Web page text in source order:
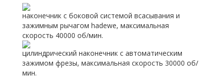
наконечник с боковой системой всасывания и
зажимным рычагом hadewe, максимальная
скорость 40000 об/мин.
цилиндрический наконечник с автоматическим
зажимом фрезы, максимальная скорость 30000 об/
мин.